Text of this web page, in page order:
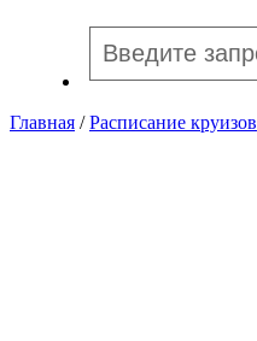
Главная /Расписание круизов